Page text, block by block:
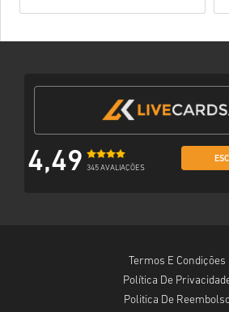
4,49 345 AVALIAÇÕES
Termos E Condições
Política De
Politica De